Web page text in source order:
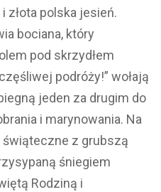
złota polska jesień.
bociana, który
pod skrzydłem
podróży!” wołają
jeden za drugim do
i marynowania. Na
świąteczne z grubszą
śniegiem
Rodziną i